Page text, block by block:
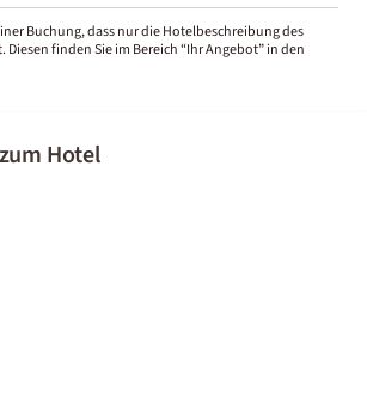
Buchung, dass nur die Hotelbeschreibung des
finden Sie im Bereich “Ihr Angebot” in den
Hotel